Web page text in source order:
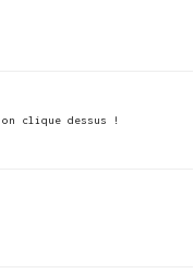
clique dessus !